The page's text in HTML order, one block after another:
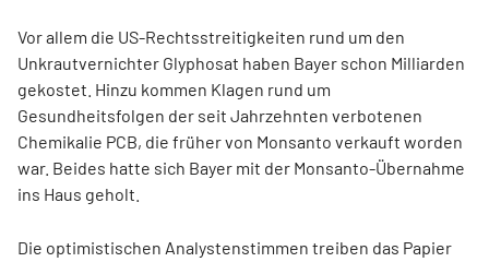
Vor allem die US-Rechtsstreitigkeiten rund um den
Unkrautvernichter Glyphosat haben Bayer schon Milliarden
gekostet. Hinzu kommen Klagen rund um
Gesundheitsfolgen der seit Jahrzehnten verbotenen
Chemikalie PCB, die früher von Monsanto verkauft worden
war. Beides hatte sich Bayer mit der Monsanto-Übernahme
ins Haus geholt.
Die optimistischen Analystenstimmen treiben das Papier